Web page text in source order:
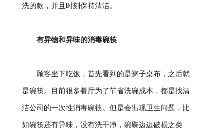
洗的款，并且时刻保持清洁。
有异物和异味的消毒碗筷
顾客坐下吃饭，首先看到的是凳子桌布，之后就
是碗筷。目前很多餐厅为了节省洗碗成本，都是找清
洁公司的一次性消毒碗筷。但是会出现卫生问题，比
如碗筷还有异味，没有洗干净，碗碟边边破损之类